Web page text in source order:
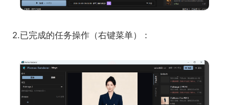
2.已完成的任务操作（右键菜单）：